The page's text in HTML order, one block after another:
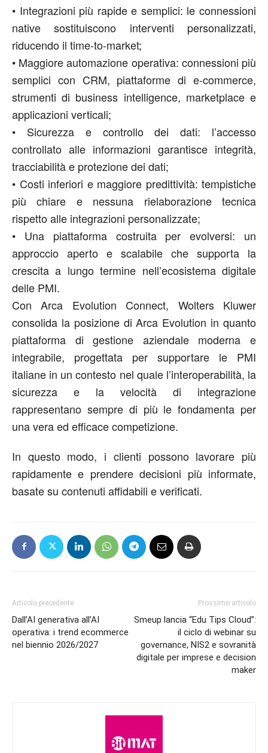
• Integrazioni più rapide e semplici: le connessioni
native sostituiscono interventi personalizzati,
riducendo il time-to-market;
• Maggiore automazione operativa: connessioni più
semplici con CRM, piattaforme di e-commerce,
strumenti di business intelligence, marketplace e
applicazioni verticali;
• Sicurezza e controllo dei dati: l’accesso
controllato alle informazioni garantisce integrità,
tracciabilità e protezione dei dati;
• Costi inferiori e maggiore predittività: tempistiche
più chiare e nessuna rielaborazione tecnica
rispetto alle integrazioni personalizzate;
• Una piattaforma costruita per evolversi: un
approccio aperto e scalabile che supporta la
crescita a lungo termine nell’ecosistema digitale
delle PMI.
Con Arca Evolution Connect, Wolters Kluwer
consolida la posizione di Arca Evolution in quanto
piattaforma di gestione aziendale moderna e
integrabile, progettata per supportare le PMI
italiane in un contesto nel qualel’interoperabilità, la
sicurezza e la velocità di integrazione
rappresentano sempre di più le fondamenta per
una vera ed efficace competizione.
In questo modo, i clienti possono lavorare più
rapidamente e prendere decisioni più informate,
basate su contenuti affidabili e verificati.
Articolo precedente
Dall’AI generativa all’AI
operativa: i trend ecommerce
nel biennio 2026/2027
Prossimo articolo
Smeup lancia “Edu Tips Cloud”:
il ciclo di webinar su
governance, NIS2 e sovranità
digitale per imprese e decision
maker